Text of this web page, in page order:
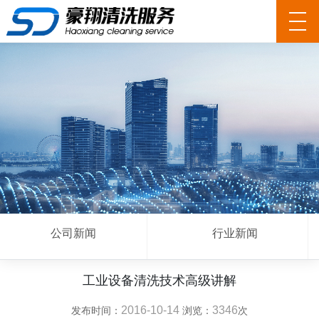
公司新闻 行业新闻
工业设备清洗技术高级讲解
发布时间： 2016-10-14 浏览： 3346次